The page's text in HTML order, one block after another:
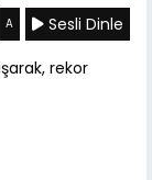
A
Sesli Dinle
rekor